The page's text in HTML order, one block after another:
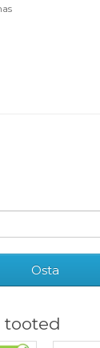
Osta
tooted